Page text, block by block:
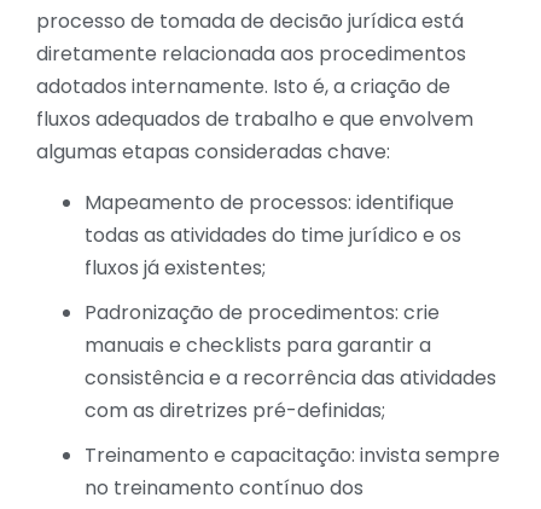
processo de tomada de decisão jurídica está
diretamente relacionada aos procedimentos
adotados internamente. Isto é, a criação de
fluxos adequados de trabalho e que envolvem
algumas etapas consideradas chave:
Mapeamento de processos: identifique
todas as atividades do time jurídico e os
fluxos já existentes;
Padronização de procedimentos: crie
manuais e checklists para garantir a
consistência e a recorrência das atividades
com as diretrizes pré-definidas;
Treinamento e capacitação: invista sempre
no treinamento contínuo dos